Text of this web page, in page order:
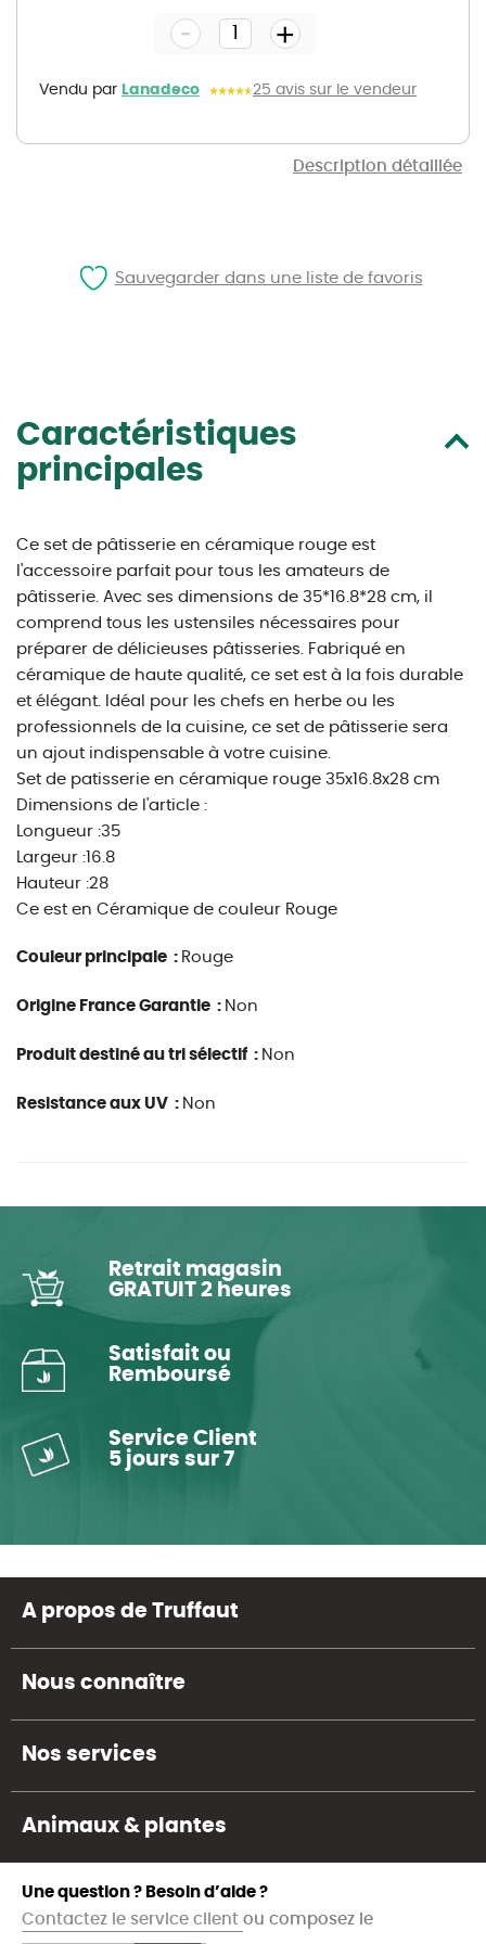
Description détaillée
gallery
Vendu par Lanadeco 25 avis sur le vendeur
- +
Caractéristiques
principales
Ce set de pâtisserie en céramique rouge est
l'accessoire parfait pour tous les amateurs de
pâtisserie. Avec ses dimensions de 35*16.8*28 cm, il
comprend tous les ustensiles nécessaires pour
préparer de délicieuses pâtisseries. Fabriqué en
céramique de haute qualité, ce set est à la fois durable
et élégant. Idéal pour les chefs en herbe ou les
professionnels de la cuisine, ce set de pâtisserie sera
un ajout indispensable à votre cuisine.
Set de patisserie en céramique rouge 35x16.8x28 cm
Dimensions de l'article :
Longueur :35
Largeur :16.8
Hauteur :28
Ce est en Céramique de couleur Rouge
Couleur principale : Rouge
Origine France Garantie : Non
Produit destiné au tri sélectif : Non
Resistance aux UV : Non
Sauvegarder dans une liste de favoris
Retrait magasin
GRATUIT 2 heures
Satisfait ou
Remboursé
Service Client
5 jours sur 7
A propos de Truffaut
Nous connaître
Nos services
Animaux & plantes
Une question ? Besoin d’aide ?
Contactez le service client ou composez le